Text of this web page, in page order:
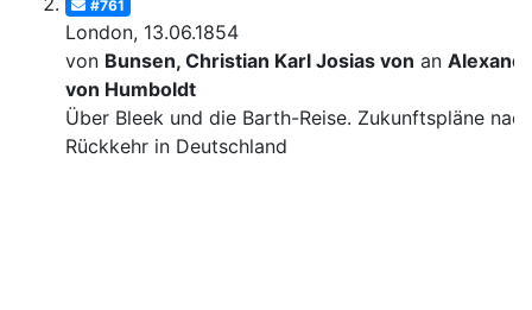
#761
London, 13.06.1854
von Bunsen, Christian Karl Josias von an
von Humboldt
Über Bleek und die Barth-Reise. Zukunftspläne nach
Rückkehr in Deutschland